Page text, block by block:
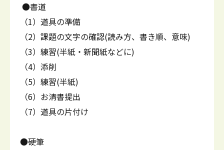
●書道
（1）道具の準備
（2）課題の文字の確認(読み方、書き順、意味)
（3）練習(半紙・新聞紙などに)
（4）添削
（5）練習(半紙)
（6）お清書提出
（7）道具の片付け
●硬筆